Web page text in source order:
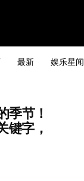
最新 娱乐星闻
季节！
键字，